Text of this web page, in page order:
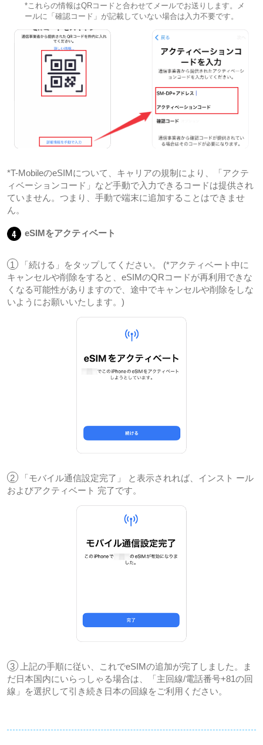
*これらの情報はQRコードと合わせてメールでお送りします。メ
ールに「確認コード」が記載していない場合は入力不要です。
*T-MobileのeSIMについて、キャリアの規制により、「アクテ
ィベーションコード」など手動で入力できるコードは提供され
ていません。つまり、手動で端末に追加することはできませ
ん。
4 eSIMをアクティベート
1
「続ける」をタップしてください。 (*アクティベート中に
キャンセルや削除をすると、eSIMのQRコードが再利用できな
くなる可能性がありますので、途中でキャンセルや削除をしな
いようにお願いいたします。)
2
「モバイル通信設定完了」 と表示されれば、インスト ール
およびアクティベート 完了です。
3
上記の手順に従い、これでeSIMの追加が完了しました。ま
だ日本国内にいらっしゃる場合は、「主回線/電話番号+81の回
線」を選択して引き続き日本の回線をご利用ください。